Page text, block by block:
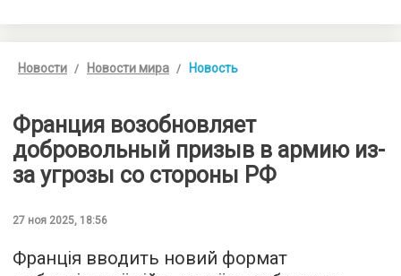
Новости Новости мира Новость
Франция возобновляет
добровольный призыв в армию из-
за угрозы со стороны РФ
27 ноя 2025, 18:56
Франція вводить новий формат